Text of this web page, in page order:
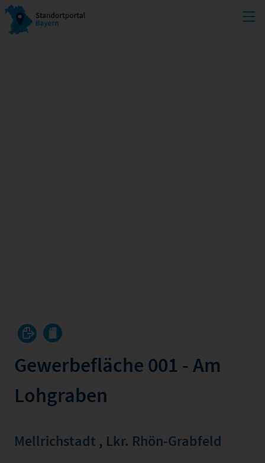
Gewerbefläche 001 - Am
Lohgraben
Mellrichstadt , Lkr. Rhön-Grabfeld